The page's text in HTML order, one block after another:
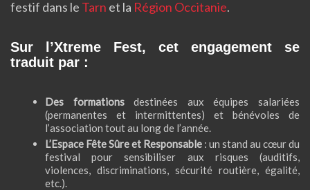
festif dans le Tarn et la Région Occitanie.
Sur l’Xtreme Fest, cet engagement se
traduit par :
Des formationsdestinées aux équipes salariées
(permanentes et intermittentes) et bénévoles de
l’association tout au long de l’année.
L’Espace Fête Sûre et Responsable : un stand au cœur du
festival pour sensibiliser aux risques (auditifs,
violences, discriminations, sécurité routière, égalité,
etc.).